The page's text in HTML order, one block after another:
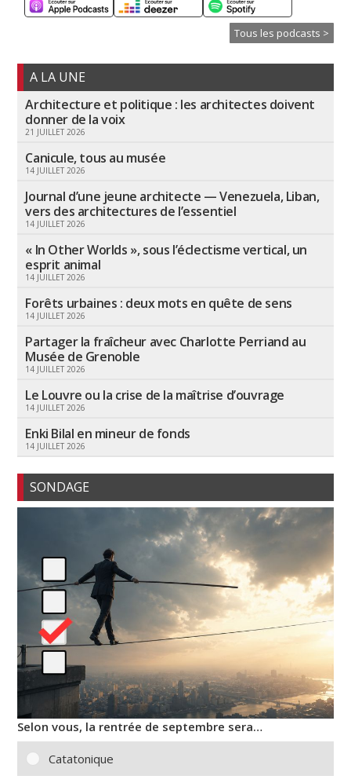
Tous les podcasts >
A LA UNE
Architecture et politique : les architectes doivent
donner de la voix
21 JUILLET 2026
Canicule, tous au musée
14 JUILLET 2026
Journal d’une jeune architecte — Venezuela, Liban,
vers des architectures de l’essentiel
14 JUILLET 2026
« In Other Worlds », sous l’éclectisme vertical, un
esprit animal
14 JUILLET 2026
Forêts urbaines : deux mots en quête de sens
14 JUILLET 2026
Partager la fraîcheur avec Charlotte Perriand au
Musée de Grenoble
14 JUILLET 2026
Le Louvre ou la crise de la maîtrise d’ouvrage
14 JUILLET 2026
Enki Bilal en mineur de fonds
14 JUILLET 2026
SONDAGE
Selon vous, la rentrée de septembre sera…
Catatonique